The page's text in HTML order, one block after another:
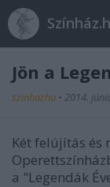
Jön a
szinhazhu • 2014.
Két felújítás és
a "Legendák